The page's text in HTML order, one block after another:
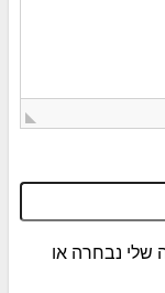
שלי נבחרה או